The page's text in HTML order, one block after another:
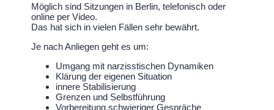
Möglich sind Sitzungen in Berlin, telefonisch oder
online per Video.
Das hat sich in vielen Fällen sehr bewährt.
Je nach Anliegen geht es um:
Umgang mit narzisstischen Dynamiken
Klärung der eigenen Situation
innere Stabilisierung
Grenzen und Selbstführung
Vorbereitung schwieriger Gespräche